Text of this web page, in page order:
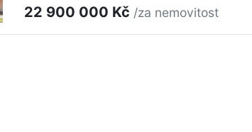
22 900 000 Kč /za nemovitost